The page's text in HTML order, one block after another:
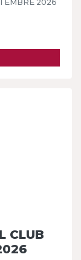
2026
CLUB